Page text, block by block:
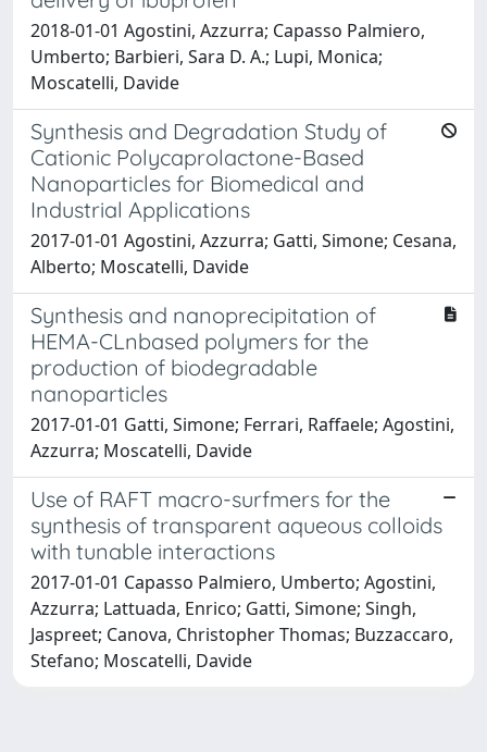
2018-01-01 Agostini, Azzurra; Capasso Palmiero,
Umberto; Barbieri, Sara D. A.; Lupi, Monica;
Moscatelli, Davide
Synthesis and Degradation Study of
Cationic Polycaprolactone-Based
Nanoparticles for Biomedical and
Industrial Applications
2017-01-01 Agostini, Azzurra; Gatti, Simone; Cesana,
Alberto; Moscatelli, Davide
Synthesis and nanoprecipitation of
HEMA-CLnbased polymers for the
production of biodegradable
nanoparticles
2017-01-01 Gatti, Simone; Ferrari, Raffaele; Agostini,
Azzurra; Moscatelli, Davide
Use of RAFT macro-surfmers for the
synthesis of transparent aqueous colloids
with tunable interactions
2017-01-01 Capasso Palmiero, Umberto; Agostini,
Azzurra; Lattuada, Enrico; Gatti, Simone; Singh,
Jaspreet; Canova, Christopher Thomas; Buzzaccaro,
Stefano; Moscatelli, Davide